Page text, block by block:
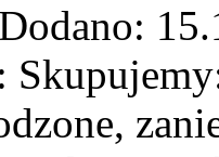
Dodano: